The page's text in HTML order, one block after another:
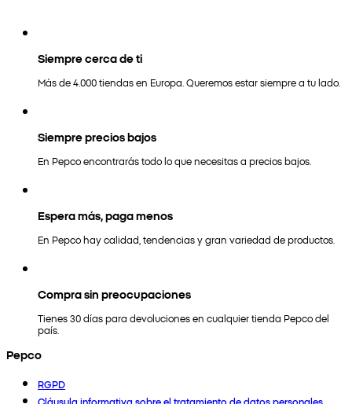
Siempre cerca de ti
Más de 4.000 tiendas en Europa. Queremos estar siempre a tu lado.
Siempre precios bajos
En Pepco encontrarás todo lo que necesitas a precios bajos.
Espera más, paga menos
En Pepco hay calidad, tendencias y gran variedad de productos.
Compra sin preocupaciones
Tienes 30 días para devoluciones en cualquier tienda Pepco del
país.
Pepco
RGPD